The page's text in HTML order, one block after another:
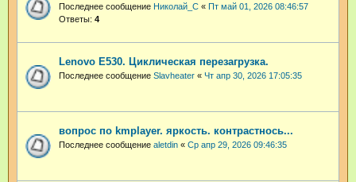
Последнее сообщение Николай_С « Пт май 01, 2026 08:46:57
Ответы: 4
Lenovo E530. Циклическая перезагрузка.
Последнее сообщение Slavheater « Чт апр 30, 2026 17:05:35
вопрос по kmplayer. яркость. контрастнось...
Последнее сообщение aletdin « Ср апр 29, 2026 09:46:35